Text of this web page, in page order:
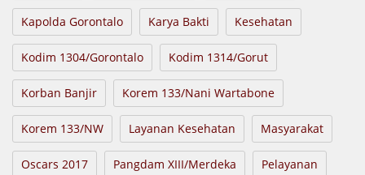
Kapolda Gorontalo Karya Bakti Kesehatan
Kodim 1304/Gorontalo Kodim 1314/Gorut
Korban Banjir Korem 133/Nani Wartabone
Korem 133/NW Layanan Kesehatan Masyarakat
Oscars 2017 Pangdam XIII/Merdeka Pelayanan